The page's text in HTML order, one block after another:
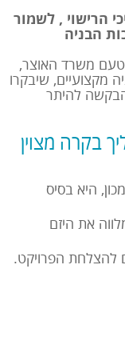
הרישוי , לשמור
הבניה
קורא מטעם משרד האוצר,
מקצועיים, שיבקרו
להיתר
בקרה מצוין
היא בסיס
את היזם
להצלחת הפרויקט.